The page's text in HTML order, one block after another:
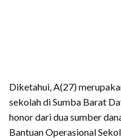
Diketahui, A(27)
sekolah di Sumba Barat
honor dari dua sumber
Bantuan Operasional